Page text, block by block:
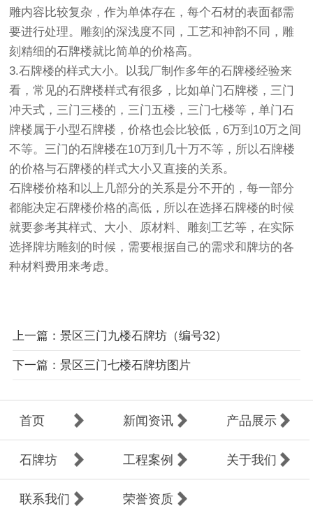
雕内容比较复杂，作为单体存在，每个石材的表面都需
要进行处理。雕刻的深浅度不同，工艺和神韵不同，雕
刻精细的石牌楼就比简单的价格高。
3.石牌楼的样式大小。以我厂制作多年的石牌楼经验来
看，常见的石牌楼样式有很多，比如单门石牌楼，三门
冲天式，三门三楼的，三门五楼，三门七楼等，单门石
牌楼属于小型石牌楼，价格也会比较低，6万到10万之间
不等。三门的石牌楼在10万到几十万不等，所以石牌楼
的价格与石牌楼的样式大小又直接的关系。
石牌楼价格和以上几部分的关系是分不开的，每一部分
都能决定石牌楼价格的高低，所以在选择石牌楼的时候
就要参考其样式、大小、原材料、雕刻工艺等，在实际
选择牌坊雕刻的时候，需要根据自己的需求和牌坊的各
种材料费用来考虑。
上一篇：景区三门九楼石牌坊（编号32）
下一篇：景区三门七楼石牌坊图片
首页 新闻资讯 产品展示
石牌坊 工程案例 关于我们
联系我们 荣誉资质